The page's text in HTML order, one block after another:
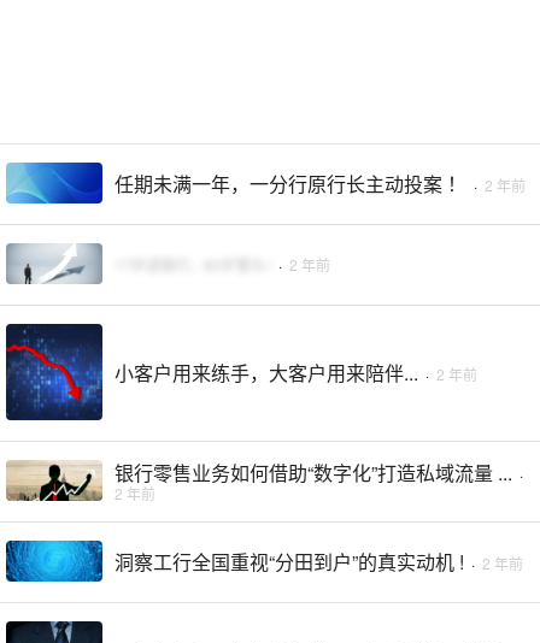
任期未满一年，一分行原行长主动投案 ！ · 2 年前
· 2 年前
小客户用来练手，大客户用来陪伴... · 2 年前
​银行零售业务如何借助“数字化”打造私域流量 ... ·
2 年前
洞察工行全国重视“分田到户”的真实动机 ! · 2 年前